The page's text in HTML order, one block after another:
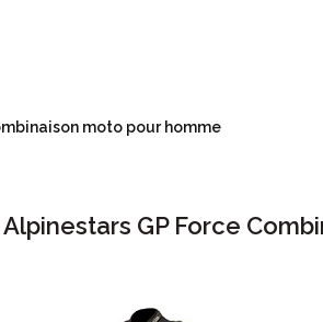
moto pour homme
Alpinestars GP Force